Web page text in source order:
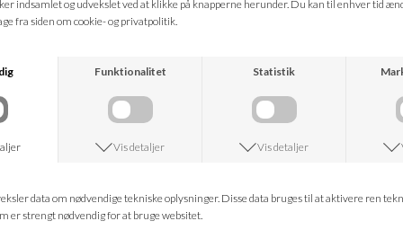
Informationer
Returret?
Spørg om varen Tip en ven
ANDRE KØBTE OGSÅ